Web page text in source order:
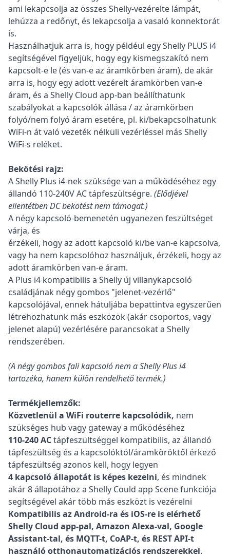
ami lekapcsolja az összes Shelly-vezérelte lámpát,
lehúzza a redőnyt, és lekapcsolja a vasaló konnektorát
is.
Használhatjuk arra is, hogy példéul egy Shelly PLUS i4
segítségével figyeljük, hogy egy kismegszakító nem
kapcsolt-e le (és van-e az áramkörben áram), de akár
arra is, hogy egy adott vezérelt áramkörben van-e
áram, és a Shelly Cloud app-ban beállíthatunk
szabályokat a kapcsolók állása / az áramkörben
folyó/nem folyó áram esetére, pl. ki/bekapcsolhatunk
WiFi-n át való vezeték nélküli vezérléssel más Shelly
WiFi-s reléket.
Bekötési rajz:
A Shelly Plus i4-nek szüksége van a működéséhez egy
állandó 110-240V AC tápfeszültségre. (Elődjével
ellentétben DC bekötést nem támogat.)
A négy kapcsoló-bemenetén ugyanezen feszültséget
várja, és
érzékeli, hogy az adott kapcsoló ki/be van-e kapcsolva,
vagy ha nem kapcsolóhoz használjuk, érzékeli, hogy az
adott áramkörben van-e áram.
A Plus i4 kompatibilis a Shelly új villanykapcsoló
családjának négy gombos "jelenet-vezérlő"
kapcsolójával, ennek hátuljába bepattintva egyszerűen
létrehozhatunk más eszközök (akár csoportos, vagy
jelenet alapú) vezérlésére parancsokat a Shelly
rendszerében.
(A négy gombos fali kapcsoló nem a Shelly Plus i4
tartozéka, hanem külön rendelhető termék.)
Termékjellemzők:
Közvetlenül a WiFi routerre kapcsolódik, nem
szükséges hub vagy gateway a működéséhez
110-240 АCtápfeszültséggel kompatibilis, az állandó
tápfeszültség és a kapcsolóktól/áramköröktől érkező
tápfeszültség azonos kell, hogy legyen
4 kapcsoló állapotát is képes kezelni, és mindnek
akár 8 állapotához a Shelly Could app Scene funkciója
segítségével akár több más eszközt is vezérelni
Kompatibilis az Android-ra és iOS-re is elérhető
Shelly Cloud app-pal, Amazon Alexa-val, Google
Assistant-tal, és MQTT-t, CoAP-t, és REST API-t
használó otthonautomatizációs rendszerekkel.